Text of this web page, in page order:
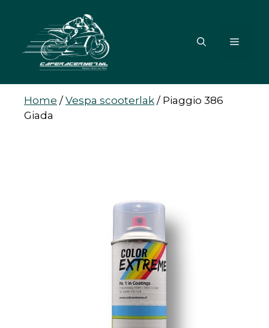
inhoud
MENU
Home /Vespa scooterlak / Piaggio 386
Giada